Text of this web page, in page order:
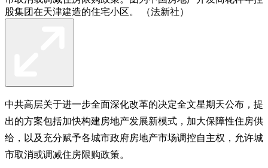
股集团在天津建造的住宅小区。 （法新社）
中共高层关于进一步全面深化改革的决定全文星期天公布，提
出的方案包括加快构建房地产发展新模式，加大保障性住房供
给，以及充分赋予各城市政府房地产市场调控自主权，允许城
市取消或调减住房限购政策。